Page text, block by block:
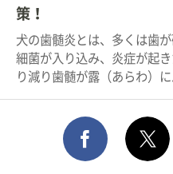
策！
犬の歯髄炎とは、多くは歯
細菌が入り込み、炎症が起
り減り歯髄が露（あらわ）に
シェア